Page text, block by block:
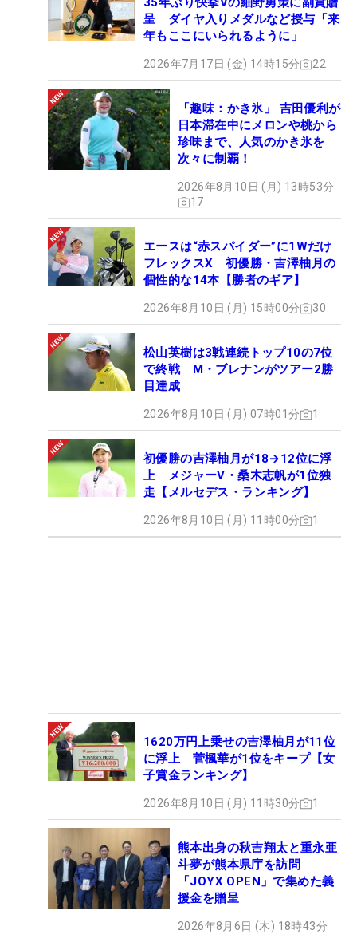
呈 ダイヤ入りメダルなど授与「来
年もここにいられるように」
2026年7月17日 (金) 14時15分 22
「趣味：かき氷」 吉田優利が
日本滞在中にメロンや桃から
珍味まで、人気のかき氷を
次々に制覇！
2026年8月10日 (月) 13時53分
17
エースは“赤スパイダー”に1Wだけ
フレックスX 初優勝・吉澤柚月の
個性的な14本【勝者のギア】
2026年8月10日 (月) 15時00分 30
松山英樹は3戦連続トップ10の7位
で終戦 M・ブレナンがツアー2勝
目達成
2026年8月10日 (月) 07時01分 1
初優勝の吉澤柚月が18→12位に浮
上 メジャーV・桑木志帆が1位独
走【メルセデス・ランキング】
2026年8月10日 (月) 11時00分 1
1620万円上乗せの吉澤柚月が11位
に浮上 菅楓華が1位をキープ【女
子賞金ランキング】
2026年8月10日 (月) 11時30分 1
熊本出身の秋吉翔太と重永亜
斗夢が熊本県庁を訪問
「JOYX OPEN」で集めた義
援金を贈呈
2026年8月6日 (木) 18時43分